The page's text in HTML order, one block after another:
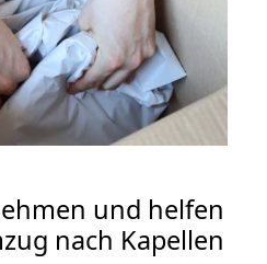
und helfen
nach Kapellen